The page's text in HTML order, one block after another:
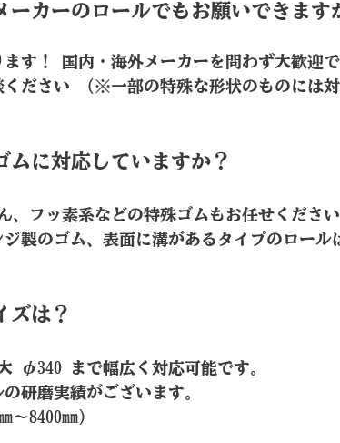
ーカーのロールでもお願いできます
す！ 国内・海外メーカーを問わず大歓迎で
ください （※一部の特殊な形状のものには
ムに対応していますか？
、フッ素系などの特殊ゴムもお任せください
製のゴム、表面に溝があるタイプのロール
ズは？
φ340 まで幅広く対応可能です。
研磨実績がございます。
～8400mm）